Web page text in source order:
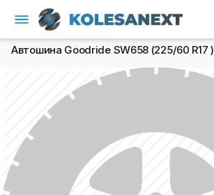
Автошина Goodride SW658 (225/60 R17 )